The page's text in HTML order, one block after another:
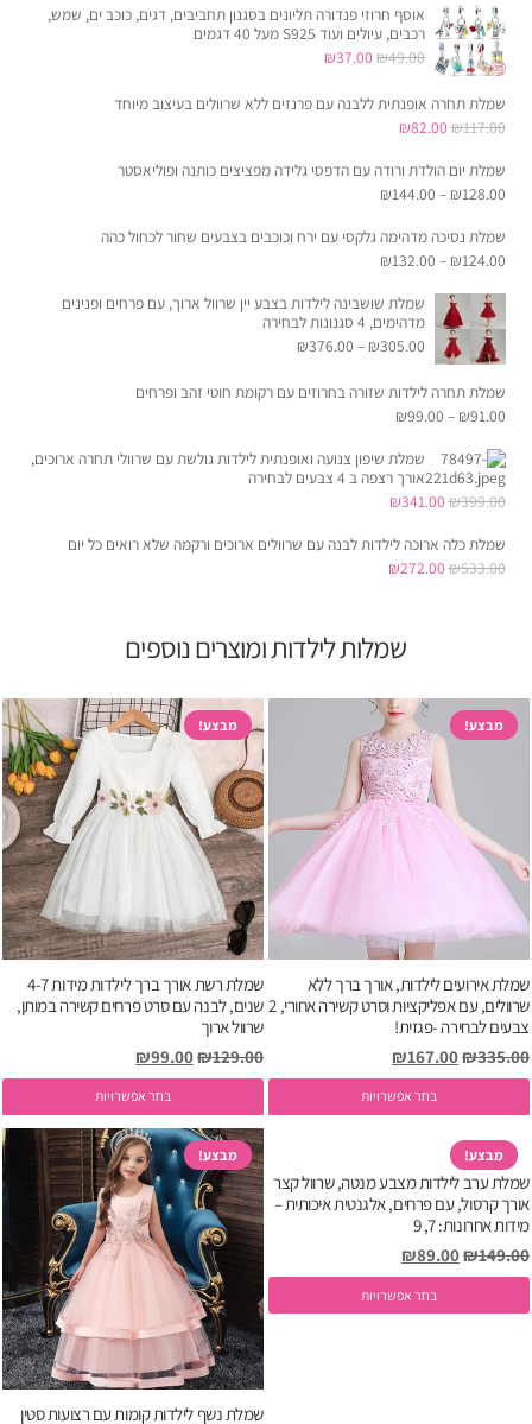
היה:
₪517.00.
הוא:
אוסף חרוזי פנדורה תליונים בסגנון תחביבים, דגים, כוכב ים, שמש,
רכבים, עיולים ועוד S925 מעל 40 דגמים
₪49.00
המחיר
היה:
₪37.00
הוא:
שמלת תחרה אופנתית ללבנה עם פרנזים ללא שרוולים בעיצוב מיוחד
₪117.00
המחיר
היה:
₪82.00
הוא:
שמלת יום הולדת ורודה עם הדפסי גלידה מפציצים כותנה ופוליאסטר
₪128.00
–
₪144.00
שמלת נסיכה מדהימה גלקסי עם ירח וכוכבים בצבעים שחור לכחול כהה
₪124.00
–
₪132.00
שמלת שושבינה לילדות בצבע יין שרוול ארוך, עם פרחים ופנינים
מדהימים, 4 סגנונות לבחירה
₪305.00
–
₪376.00
שמלת תחרה לילדות שזורה בחרוזים עם רקומת חוטי זהב ופרחים
₪91.00
–
₪99.00
שמלת שיפון צנועה ואופנתית לילדות גולשת עם שרוולי תחרה ארוכים,
אורך רצפה ב 4 צבעים לבחירה
₪399.00
המחיר
היה:
₪341.00
הוא:
שמלת כלה ארוכה לילדות לבנה עם שרוולים ארוכים ורקמה שלא רואים כל יום
₪533.00
המחיר
₪533.00.
₪272.00
₪272.00.
שמלות לילדות ומוצרים נוספים
מבצע!
שמלת אירועים לילדות, אורך ברך ללא
שרוולים, עם אפליקציות וסרט קשירה אחורי, 2
צבעים לבחירה -פגזית!
₪335.00
המחיר
המקורי
היה:
₪335.00.
₪167.00
הנוכחי
הוא:
בחר אפשרויות
זה
יש
מספר
סוגים.
ניתן
את
האפשרויות
בעמוד
המוצר
מבצע!
שמלת רשת אורך ברך לילדות מידות 4-7
שנים, לבנה עם סרט פרחים קשירה במותן,
שרוול ארוך
₪129.00
המחיר
המקורי
היה:
₪129.00.
₪99.00
הנוכחי
הוא:
₪99.00.
בחר אפשרויות
מבצע!
שמלת ערב לילדות מצבע מנטה, שרוול קצר
אורך קרסול, עם פרחים, אלגנטית איכותית –
מידות אחרונות: 7, 9
₪149.00
המחיר
המקורי
היה:
₪89.00
הנוכחי
הוא:
בחר אפשרויות
זה
יש
מספר
סוגים.
מבצע!
שמלת נשף לילדות קומות עם רצועות סטין